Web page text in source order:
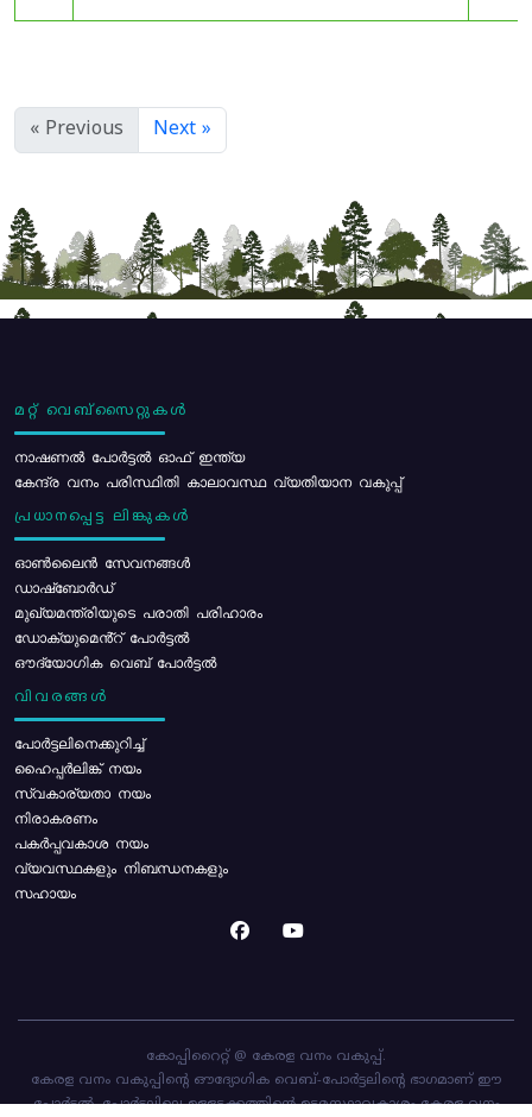
« Previous Next »
മറ്റ് വെബ്സൈറ്റുകൾ
നാഷണൽ പോർട്ടൽ ഓഫ് ഇന്ത്യ
കേന്ദ്ര വനം പരിസ്ഥിതി കാലാവസ്ഥ വ്യതിയാന വകുപ്പ്
പ്രധാനപ്പെട്ട ലിങ്കുകൾ
ഓൺലൈൻ സേവനങ്ങൾ
ഡാഷ്ബോർഡ്
മുഖ്യമന്ത്രിയുടെ പരാതി പരിഹാരം
ഡോക്യുമെൻ്റ് പോർട്ടൽ
ഔദ്യോഗിക വെബ് പോർട്ടൽ
വിവരങ്ങൾ
പോര്‍ട്ടലിനെക്കുറിച്ച്
ഹൈപ്പർലിങ്ക് നയം
സ്വകാര്യതാ നയം
നിരാകരണം
പകർപ്പവകാശ നയം
വ്യവസ്ഥകളും നിബന്ധനകളും
സഹായം
കോപ്പിറൈറ്റ് @ കേരള വനം വകുപ്പ്.
കേരള വനം വകുപ്പിന്റെ ഔദ്യോഗിക വെബ്-പോർട്ടലിന്റെ ഭാഗമാണ് ഈ
പോർട്ടൽ. പോർട്ടലിലെ ഉള്ളടക്കത്തിന്റെ ഉടമസ്ഥാവകാശം കേരള വനം